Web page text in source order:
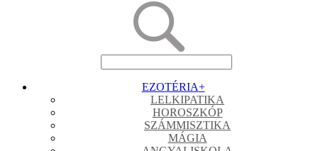
EZOTÉRIA+
LELKIPATIKA
HOROSZKÓP
SZÁMMISZTIKA
MÁGIA